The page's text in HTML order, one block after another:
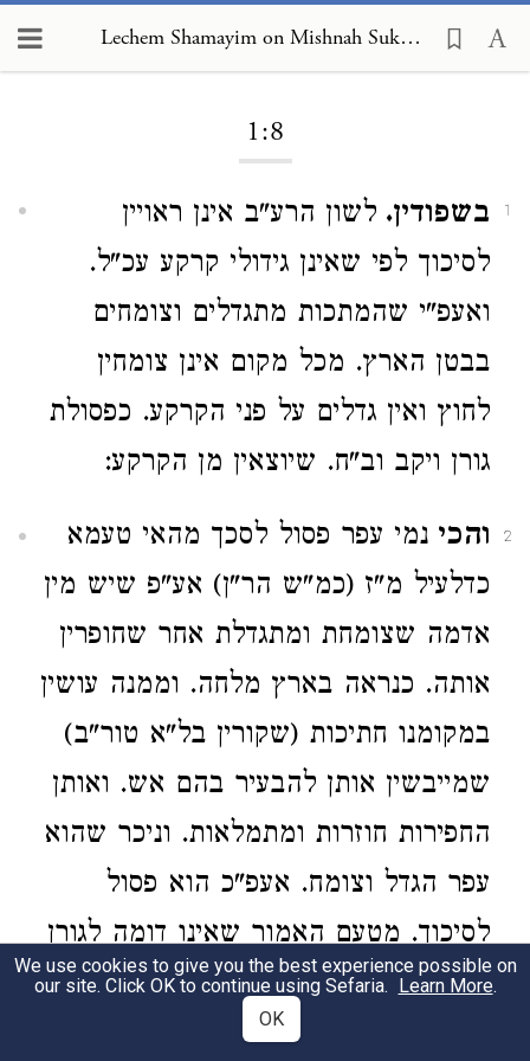
Lechem Shamayim on Mishnah Sukkah 1:8
1:8
1 בשפודין. לשון הרע"ב אינן ראויין
לסיכוך לפי שאינן גידולי קרקע עכ"ל.
ואעפ"י שהמתכות מתגדלים וצומחים
בבטן הארץ. מכל מקום אינן צומחין
לחוץ ואין גדלים על פני הקרקע. כפסולת
גורן ויקב וב"ח. שיוצאין מן הקרקע:
2 והכי נמי עפר פסול לסכך מהאי טעמא
כדלעיל מ"ז (כמ"ש הר"ן) אע"פ שיש מין
אדמה שצומחת ומתגדלת אחר שחופרין
אותה. כנראה בארץ מלחה. וממנה עושין
במקומנו חתיכות (שקורין בל"א טור"ב)
שמייבשין אותן להבעיר בהם אש. ואותן
החפירות חוזרות ומתמלאות. וניכר שהוא
עפר הגדל וצומח. אעפ"כ הוא פסול
לסיכוך. מטעם האמור שאינו דומה לגורן
ויקב. איברא דבשפודין לא צריכנא להך
טעמא. דבלא"ה פסילי. משום דבני קבולי
We use cookies to give you the best experience possible on
our site. Click OK to continue using Sefaria. Learn More.
OK